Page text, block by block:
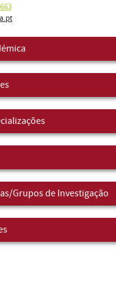
Grupos de Investigação